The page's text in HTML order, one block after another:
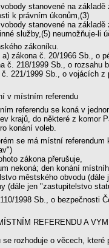
stanovené na
k právním úkonům,(3)
stanovené na
služby,(5) neumožňuje-
zákoníku.
zákona č. 20/1966 Sb., o
č. 218/1999 Sb., o rozsahu
č. 221/1999 Sb., o vojácích
v místním referendu
referendu se koná v
krajů, do některé z komor
konání voleb.
se má místní
zákona přerušuje,
nekoná; den konání
městského obvodu
(dále jen "zastupitelstvo
1998 Sb., o bezpečnosti
REFERENDU A
rozhoduje o věcech,